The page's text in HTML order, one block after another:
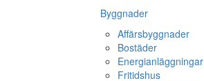
Byggnader
Affärsbyggnader
Bostäder
Energianläggningar
Fritidshus